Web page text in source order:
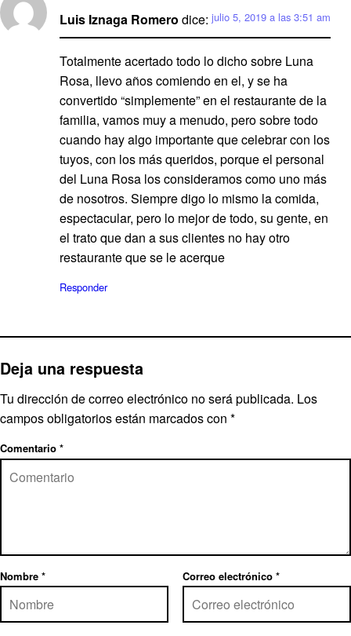
Luis Iznaga Romero dice: julio 5, 2019 a las 3:51 am
Totalmente acertado todo lo dicho sobre Luna
Rosa, llevo años comiendo en el, y se ha
convertido “simplemente” en el restaurante de la
familia, vamos muy a menudo, pero sobre todo
cuando hay algo importante que celebrar con los
tuyos, con los más queridos, porque el personal
del Luna Rosa los consideramos como uno más
de nosotros. Siempre digo lo mismo la comida,
espectacular, pero lo mejor de todo, su gente, en
el trato que dan a sus clientes no hay otro
restaurante que se le acerque
Responder
Deja una respuesta
Tu dirección de correo electrónico no será publicada. Los
campos obligatorios están marcados con *
Comentario *
Nombre * Correo electrónico *